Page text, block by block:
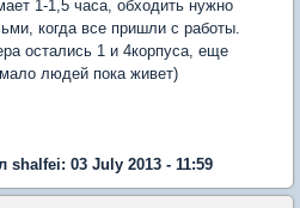
1-1,5 часа, обходить нужно
когда все пришли с работы.
остались 1 и 4корпуса, еще
людей пока живет)
shalfei: 03 July 2013 - 11:59